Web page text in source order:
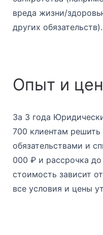
вреда жизни/
других обязательств).
Опыт и
За 3 года
700 клиентам
обязательствами и
000 ₽ и рассрочка
стоимость зависит
все условия и цены